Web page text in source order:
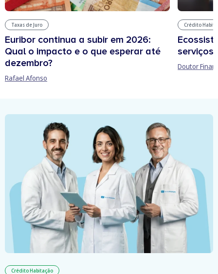
Taxas de Juro
Euribor continua a subir em 2026:
Qual o impacto e o que esperar até
dezembro?
Rafael Afonso
Crédito
serviços
Doutor
Crédito Habitação